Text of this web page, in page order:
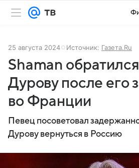
25 августа 2024 Источник: Газета.Ru
Shaman
Дурову после его
во Франции
Певец посоветовал
Дурову вернуться в Россию